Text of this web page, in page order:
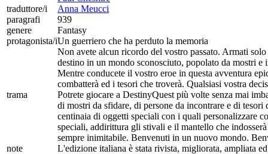
traduttore/i
Anna Meucci
paragrafi
939
genere
Fantasy
protagonista/iUn guerriero che ha perduto la memoria
trama
Non avete alcun ricordo del vostro passato. Armati
destino in un mondo sconosciuto, popolato da mostri
Mentre conducete il vostro eroe in questa avventura
combatterà ed i tesori che troverà. Qualsiasi vostra
Potrete giocare a DestinyQuest più volte senza mai
di mostri da sfidare, di persone da incontrare e di
centinaia di oggetti speciali con i quali personalizzare
speciali, addirittura gli stivali e il mantello che
sempre inimitabile. Benvenuti in un nuovo mondo.
note
L'edizione italiana è stata rivista, migliorata, ampliata